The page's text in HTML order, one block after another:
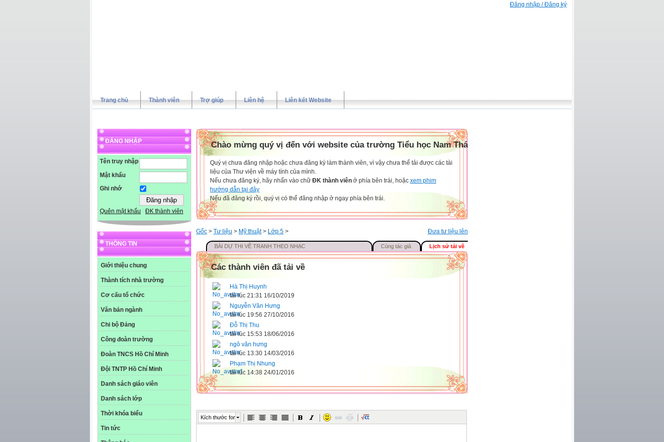
Đăng nhập / Đăng ký
Trang chủ Thành viên Trợ giúp Liên hệ Liên kết Website
ĐĂNG NHẬP
Tên truy nhập
Mật khẩu
Ghi nhớ
Quên mật khẩu ĐK thành viên
THÔNG TIN
Giới thiệu chung
Thành tích nhà trường
Cơ cấu tổ chức
Văn bản ngành
Chi bộ Đảng
Công đoàn trường
Đoàn TNCS Hồ Chí Minh
Đội TNTP Hồ Chí Minh
Danh sách giáo viên
Danh sách lớp
Thời khóa biểu
Tin tức
Chào mừng quý vị đến với website của trường Tiểu học Nam Thái
Quý vị chưa đăng nhập hoặc chưa đăng ký làm thành viên, vì vậy chưa thể tải được các tài
liệu của Thư viện về máy tính của mình.
Nếu chưa đăng ký, hãy nhấn vào chữ ĐK thành viên ở phía bên trái, hoặc xem phim
hướng dẫn tại đây
Nếu đã đăng ký rồi, quý vị có thể đăng nhập ở ngay phía bên trái.
Đưa tư liệu lên
Gốc > Tư liệu > Mỹ thuật> Lớp 5 >
BÀI DỰ THI VẼ TRANH THEO NHẠC Cùng tác giả Lịch sử tải về
Các thành viên đã tải về
Hà Thị Huynh
tải lúc 21:31 16/10/2019
Nguyễn Văn Hưng
tải lúc 19:56 27/10/2016
Đỗ Thị Thu
tải lúc 15:53 18/06/2016
ngô văn hưng
tải lúc 13:30 14/03/2016
Phạm Thị Nhung
tải lúc 14:38 24/01/2016
Kích thước font